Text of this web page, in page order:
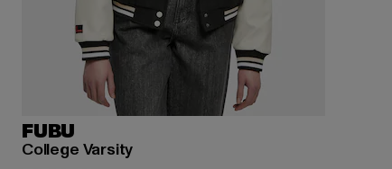
FUBU
College Varsity